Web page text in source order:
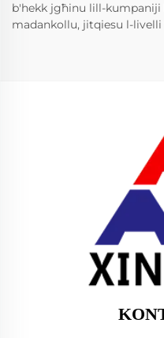
b'hekk jgħinu lill-kumpaniji
madankollu, jitqiesu l-